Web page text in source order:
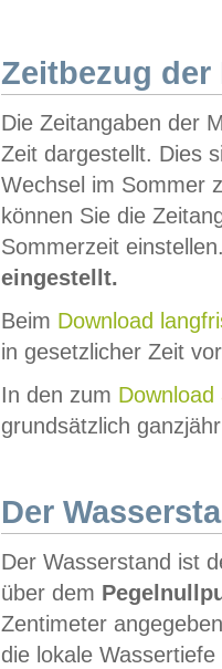
Zeitbezug der
Die Zeitangaben der
Zeit dargestellt. Dies
Wechsel im Sommer
können Sie die
Sommerzeit
eingestellt.
Beim Download
in gesetzlicher Zeit
In den zum Download
grundsätzlich
Der
Der Wasserstand ist
über dem
Zentimeter
die lokale